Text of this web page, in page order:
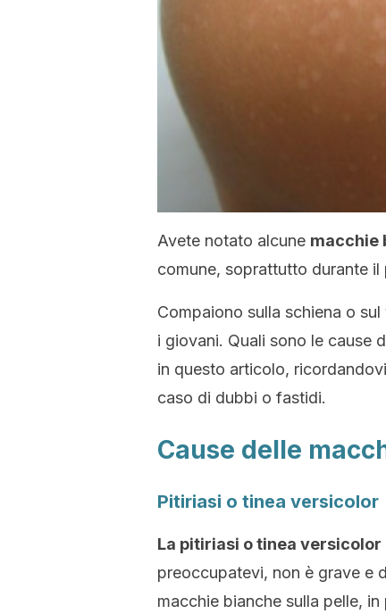
Avete notato alcune macchie
comune, soprattutto durante il
Compaiono sulla schiena o
i giovani. Quali sono le cause
in questo articolo,
caso di dubbi o fastidi.
Cause delle
Pitiriasi o tinea versicolor
La pitiriasi o tinea
preoccupatevi, non è grave e
macchie bianche sulla pelle,